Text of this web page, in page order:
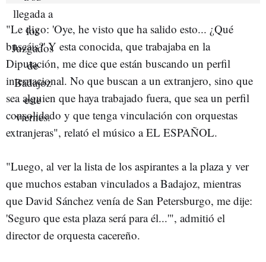
"Le digo: 'Oye, he visto que ha salido esto... ¿Qué
buscáis?' Y esta conocida, que trabajaba en la
Diputación, me dice que están buscando un perfil
internacional. No que buscan a un extranjero, sino que
sea alguien que haya trabajado fuera, que sea un perfil
consolidado y que tenga vinculación con orquestas
extranjeras", relató el músico a EL ESPAÑOL.
"Luego, al ver la lista de los aspirantes a la plaza y ver
que muchos estaban vinculados a Badajoz, mientras
que David Sánchez venía de San Petersburgo, me dije:
'Seguro que esta plaza será para él...'", admitió el
director de orquesta cacereño.